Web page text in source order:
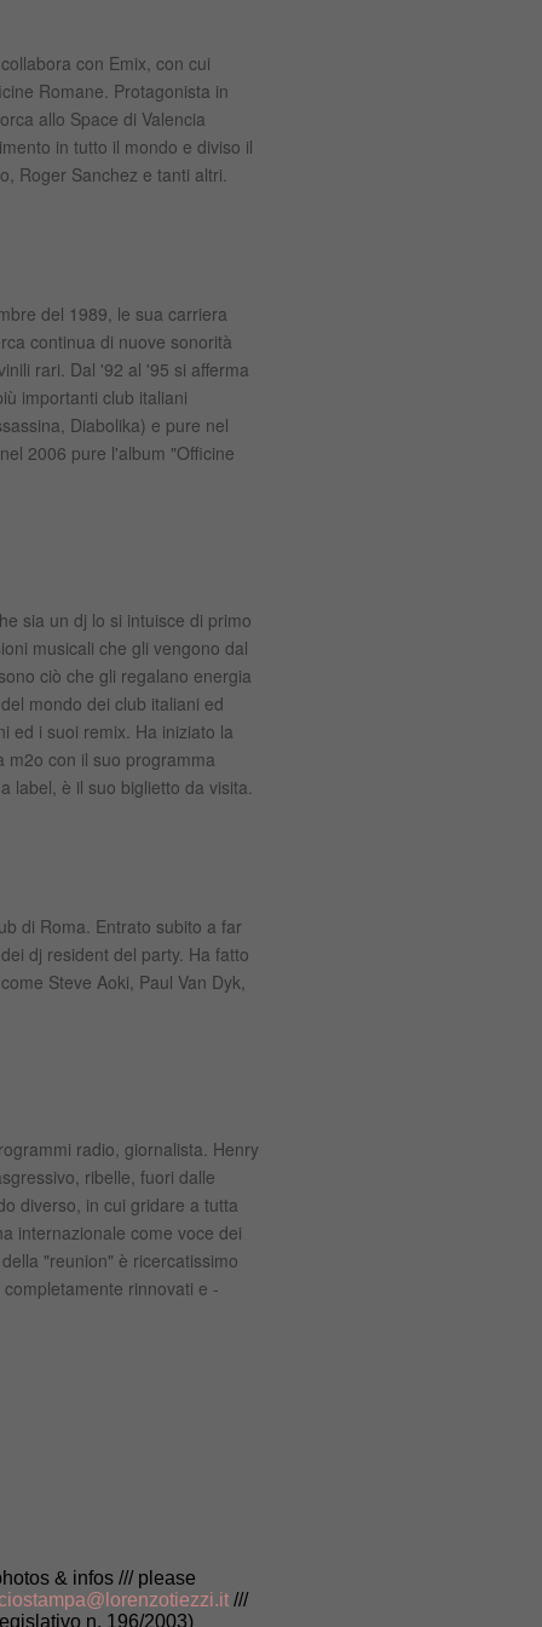
con Emix, con cui
Romane. Protagonista in
allo Space di Valencia
in tutto il mondo e diviso il
Roger Sanchez e tanti altri.
del 1989, le sua carriera
continua di nuove sonorità
rari. Dal '92 al '95 si afferma
importanti club italiani
Diabolika) e pure nel
2006 pure l'album "Officine
sia un dj lo si intuisce di primo
musicali che gli vengono dal
ciò che gli regalano energia
mondo dei club italiani ed
ed i suoi remix. Ha iniziato la
m2o con il suo programma
label, è il suo biglietto da visita.
di Roma. Entrato subito a far
dj resident del party. Ha fatto
Steve Aoki, Paul Van Dyk,
radio, giornalista. Henry
ribelle, fuori dalle
diverso, in cui gridare a tutta
internazionale come voce dei
"reunion" è ricercatissimo
rinnovati e -
& infos /// please
///
n. 196/2003)